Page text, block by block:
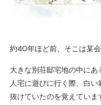
約40年ほど前、そこは某会
大きな別荘邸宅地の中に
人宅に遊びに行く際、白
抜けていたのを覚えていま